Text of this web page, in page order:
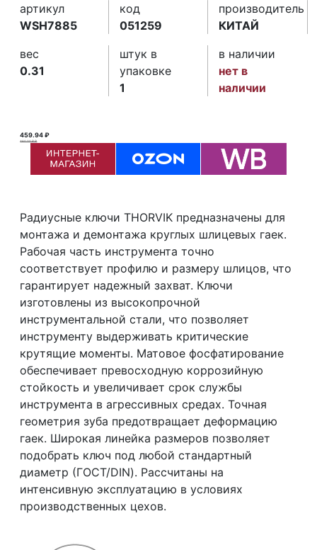
артикул
WSH7885
код
051259
производитель
КИТАЙ
вес
0.31
штук в
упаковке
1
в наличии
нет в
наличии
459.94 ₽
460.00 ₽ ₽
Радиусные ключи THORVIK предназначены для
монтажа и демонтажа круглых шлицевых гаек.
Рабочая часть инструмента точно
соответствует профилю и размеру шлицов, что
гарантирует надежный захват. Ключи
изготовлены из высокопрочной
инструментальной стали, что позволяет
инструменту выдерживать критические
крутящие моменты. Матовое фосфатирование
обеспечивает превосходную коррозийную
стойкость и увеличивает срок службы
инструмента в агрессивных средах. Точная
геометрия зуба предотвращает деформацию
гаек. Широкая линейка размеров позволяет
подобрать ключ под любой стандартный
диаметр (ГОСТ/DIN). Рассчитаны на
интенсивную эксплуатацию в условиях
производственных цехов.